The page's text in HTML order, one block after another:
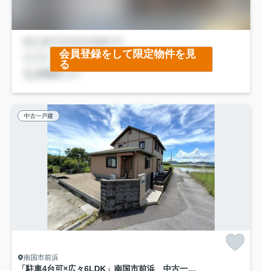
会員登録をして限定物件を見
る
中古一戸建
南国市前浜
「駐車4台可×広々6LDK」南国市前浜 中古一戸建て